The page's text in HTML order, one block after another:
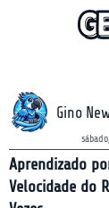
Gino
Aprendizado
Velocidade do